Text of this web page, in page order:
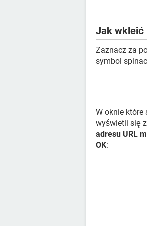
Jak wkleić
Zaznacz za
symbol
W oknie które
wyświetli się
adresu URL
OK: